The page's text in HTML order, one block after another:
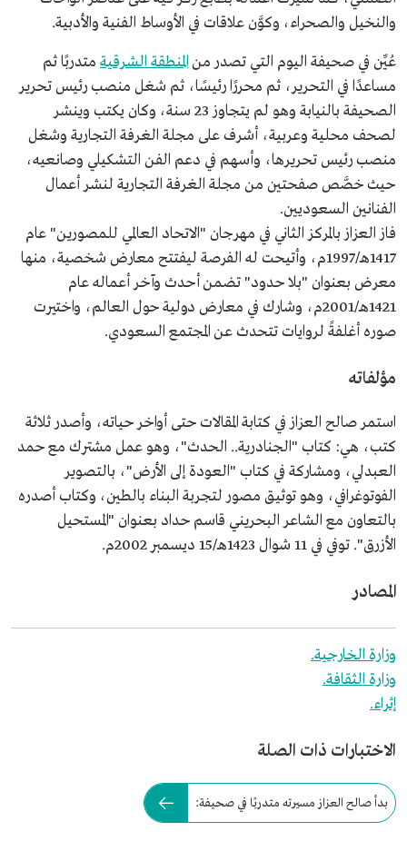
والنخيل والصحراء، وكوَّن علاقات في الأوساط الفنية والأدبية.
عُيِّن في صحيفة اليوم التي تصدر منالمنطقة الشرقية متدربًا ثم
مساعدًا في التحرير، ثم محررًا رئيسًا، ثم شغل منصب رئيس تحرير
الصحيفة بالنيابة وهو لم يتجاوز 23 سنة، وكان يكتب وينشر
لصحف محلية وعربية، أشرف على مجلة الغرفة التجارية وشغل
منصب رئيس تحريرها، وأسهم في دعم الفن التشكيلي وصانعيه،
حيث خصَّص صفحتين من مجلة الغرفة التجارية لنشر أعمال
الفنانين السعوديين.
فاز العزاز بالمركز الثاني في مهرجان "الاتحاد العالمي للمصورين" عام
1417هـ/1997م، وأتيحت له الفرصة ليفتتح معارض شخصية، منها
معرض بعنوان "بلا حدود" تضمن أحدث وآخر أعماله عام
1421هـ/2001م، وشارك في معارض دولية حول العالم، واختيرت
صوره أغلفةً لروايات تتحدث عن المجتمع السعودي.
مؤلفاته
استمر صالح العزاز في كتابة المقالات حتى أواخر حياته، وأصدر ثلاثة
كتب، هي: كتاب "الجنادرية.. الحدث"، وهو عمل مشترك مع حمد
العبدلي، ومشاركة في كتاب "العودة إلى الأرض"، بالتصوير
الفوتوغرافي، وهو توثيق مصور لتجربة البناء بالطين، وكتاب أصدره
بالتعاون مع الشاعر البحريني قاسم حداد بعنوان "المستحيل
الأزرق". توفي في 11 شوال 1423هـ/15 ديسمبر 2002م.
المصادر
وزارة الخارجية.
وزارة الثقافة.
إثراء.
الاختبارات ذات الصلة
بدأ صالح العزاز مسيرته متدربًا في صحيفة: